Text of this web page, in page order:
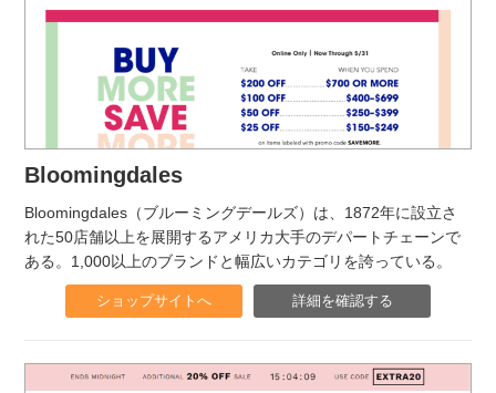
Bloomingdales
Bloomingdales（ブルーミングデールズ）は、1872年に設立さ
れた50店舗以上を展開するアメリカ大手のデパートチェーンで
ある。1,000以上のブランドと幅広いカテゴリを誇っている。
ショップサイトへ 詳細を確認する